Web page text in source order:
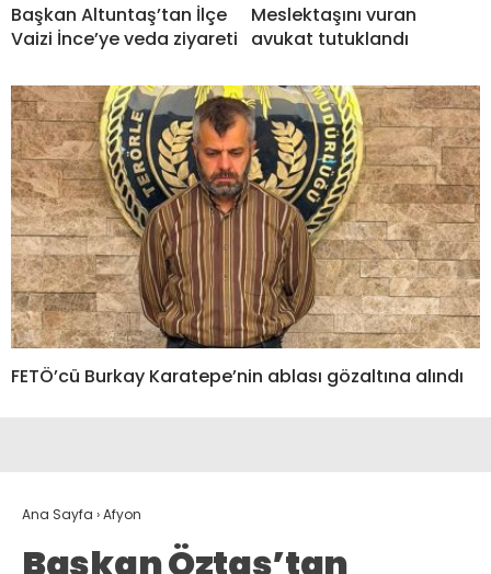
Başkan Altuntaş’tan İlçe
Vaizi İnce’ye veda ziyareti
Meslektaşını vuran
avukat tutuklandı
FETÖ’cü Burkay Karatepe’nin ablası gözaltına alındı
Ana Sayfa ›Afyon
Başkan Öztaş’tan